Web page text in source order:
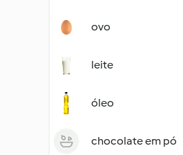
ovo
leite
óleo
chocolate em pó